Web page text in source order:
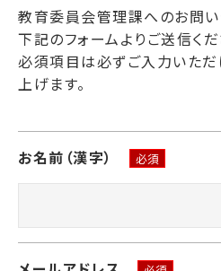
教育委員会管理課へのお問い
下記のフォームよりご送信くだ
必須項目は必ずご入力いただ
上げます。
お名前（漢字） 必須